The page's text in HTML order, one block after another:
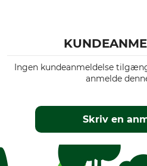
Ingen kundeanmeldelse
anmelde
Skriv en